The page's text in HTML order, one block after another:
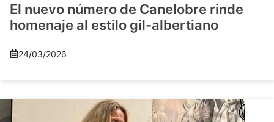
El nuevo número de Canelobre rinde
homenaje al estilo gil-albertiano
24/03/2026